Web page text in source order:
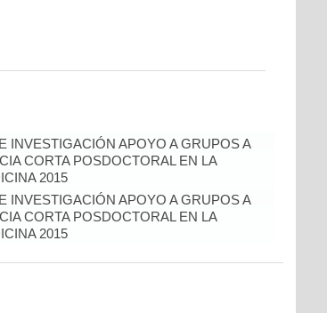
INVESTIGACIÓN APOYO A GRUPOS A
CORTA POSDOCTORAL EN LA
2015
INVESTIGACIÓN APOYO A GRUPOS A
CORTA POSDOCTORAL EN LA
2015